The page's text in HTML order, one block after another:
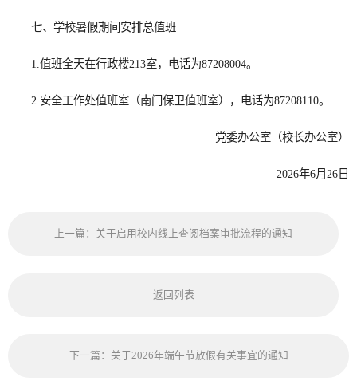
七、学校暑假期间安排总值班
1.值班全天在行政楼213室，电话为87208004。
2.安全工作处值班室（南门保卫值班室），电话为87208110。
党委办公室（校长办公室）
2026年6月26日
上一篇：关于启用校内线上查阅档案审批流程的通知
返回列表
下一篇：关于2026年端午节放假有关事宜的通知